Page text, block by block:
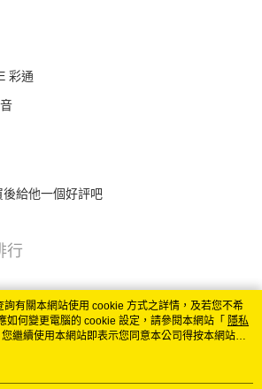
彩通
給他一個好評吧
行
有關本網站使用 cookie 方式之詳情，及若您不希
如何變更電腦的 cookie 設定，請參閱本網站「 隱私
繼續使用本網站即表示您同意本公司得按本網站使
。